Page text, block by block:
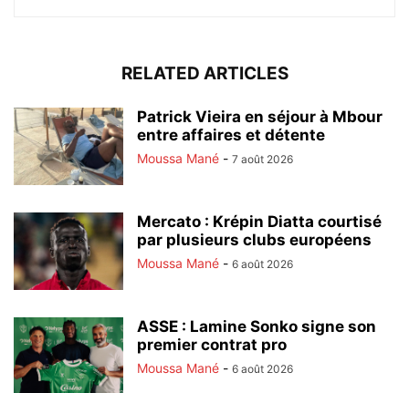
RELATED ARTICLES
Patrick Vieira en séjour à Mbour
entre affaires et détente
Moussa Mané - 7 août 2026
Mercato : Krépin Diatta courtisé
par plusieurs clubs européens
Moussa Mané - 6 août 2026
ASSE : Lamine Sonko signe son
premier contrat pro
Moussa Mané - 6 août 2026